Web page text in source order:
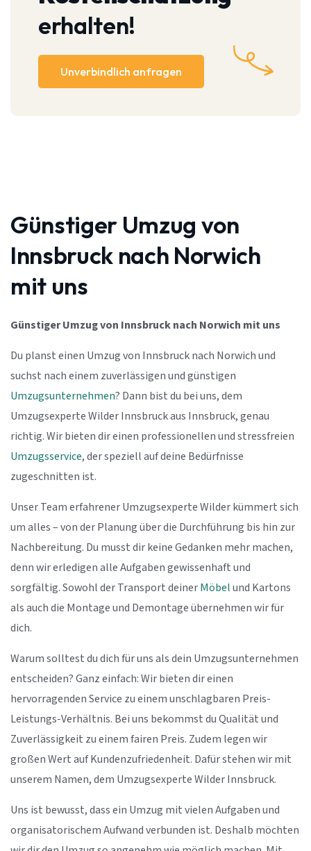
erhalten!
Unverbindlich anfragen
Günstiger Umzug von
Innsbruck nach Norwich
mit uns
Günstiger Umzug von Innsbruck nach Norwich mit uns
Du planst einen Umzug von Innsbruck nach Norwich und
suchst nach einem zuverlässigen und günstigen
Umzugsunternehmen? Dann bist du bei uns, dem
Umzugsexperte Wilder Innsbruck aus Innsbruck, genau
richtig. Wir bieten dir einen professionellen und stressfreien
Umzugsservice, der speziell auf deine Bedürfnisse
zugeschnitten ist.
Unser Team erfahrener Umzugsexperte Wilder kümmert sich
um alles – von der Planung über die Durchführung bis hin zur
Nachbereitung. Du musst dir keine Gedanken mehr machen,
denn wir erledigen alle Aufgaben gewissenhaft und
sorgfältig. Sowohl der Transport deinerMöbelund Kartons
als auch die Montage und Demontage übernehmen wir für
dich.
Warum solltest du dich für uns als dein Umzugsunternehmen
entscheiden? Ganz einfach: Wir bieten dir einen
hervorragenden Service zu einem unschlagbaren Preis-
Leistungs-Verhältnis. Bei uns bekommst du Qualität und
Zuverlässigkeit zu einem fairen Preis. Zudem legen wir
großen Wert auf Kundenzufriedenheit. Dafür stehen wir mit
unserem Namen, dem Umzugsexperte Wilder Innsbruck.
Uns ist bewusst, dass ein Umzug mit vielen Aufgaben und
organisatorischem Aufwand verbunden ist. Deshalb möchten